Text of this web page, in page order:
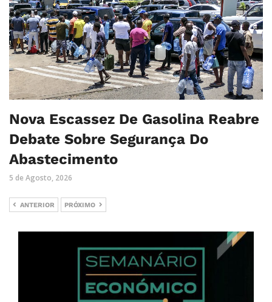
Nova Escassez De Gasolina Reabre
Debate Sobre Segurança Do
Abastecimento
5 de Agosto, 2026
ANTERIOR PRÓXIMO